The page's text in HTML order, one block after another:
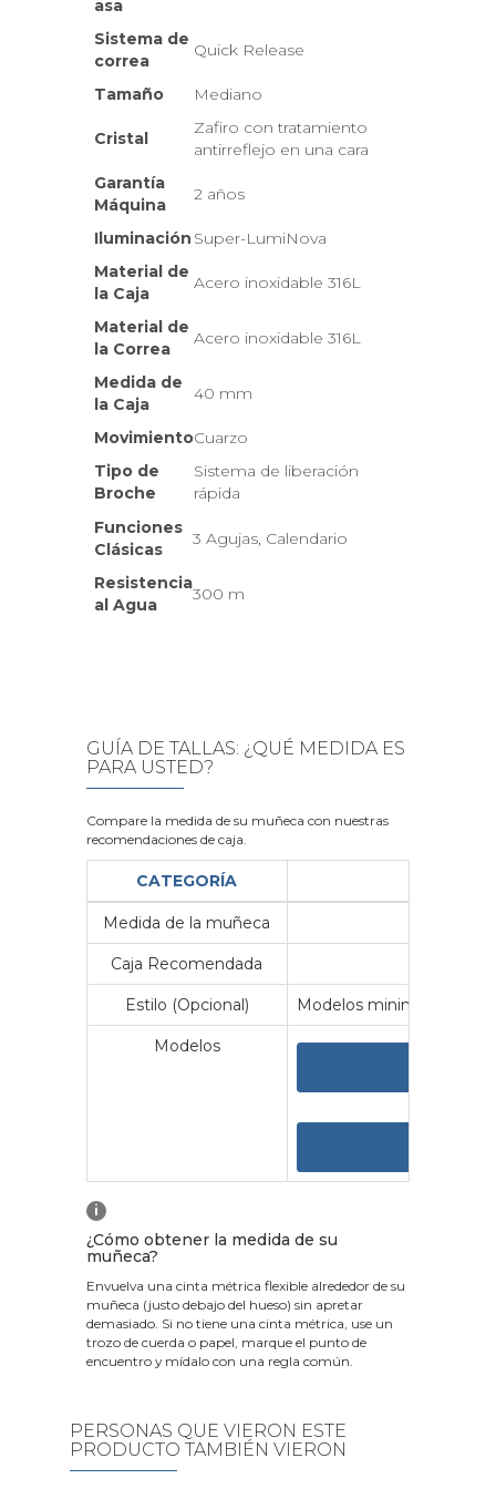
asa
Sistema de
correa
Quick Release
Tamaño Mediano
Cristal
Zafiro con tratamiento
antirreflejo en una cara
Garantía
Máquina
2 años
Iluminación Super-LumiNova
Material de
la Caja
Acero inoxidable 316L
Material de
la Correa
Acero inoxidable 316L
Medida de
la Caja
40 mm
MovimientoCuarzo
Tipo de
Broche
Sistema de liberación
rápida
Funciones
Clásicas
3 Agujas, Calendario
Resistencia
al Agua
300 m
GUÍA DE TALLAS: ¿QUÉ MEDIDA ES
PARA USTED?
Compare la medida de su muñeca con nuestras
recomendaciones de caja.
CATEGORÍA
Medida de la muñeca
Caja Recomendada
Estilo (Opcional) Modelos minimalistas y
Modelos
i
¿Cómo obtener la medida de su
muñeca?
Envuelva una cinta métrica flexible alrededor de su
muñeca (justo debajo del hueso) sin apretar
demasiado. Si no tiene una cinta métrica, use un
trozo de cuerda o papel, marque el punto de
encuentro y mídalo con una regla común.
PERSONAS QUE VIERON ESTE
PRODUCTO TAMBIÉN VIERON